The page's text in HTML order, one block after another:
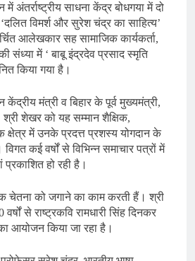
अंतर्राष्ट्रीय साधना केंद्र बोधगया में दो
‘दलित विमर्श और सुरेश चंद्र का साहित्य’
आलेखकार सह सामाजिक कार्यकर्ता,
संध्या में ‘ बाबू इंद्रदेव प्रसाद स्मृति
किया गया है।
मंत्री व बिहार के पूर्व मुख्यमंत्री,
श्री शेखर को यह सम्मान शैक्षिक,
क्षेत्र में उनके प्रदत्त प्रशस्य योगदान के
कई वर्षों से विभिन्न समाचार पत्रों में
प्रकाशित हो रही है।
चेतना को जगाने का काम करती हैं। श्री
से राष्ट्रकवि रामधारी सिंह दिनकर
आयोजन किया जा रहा है।